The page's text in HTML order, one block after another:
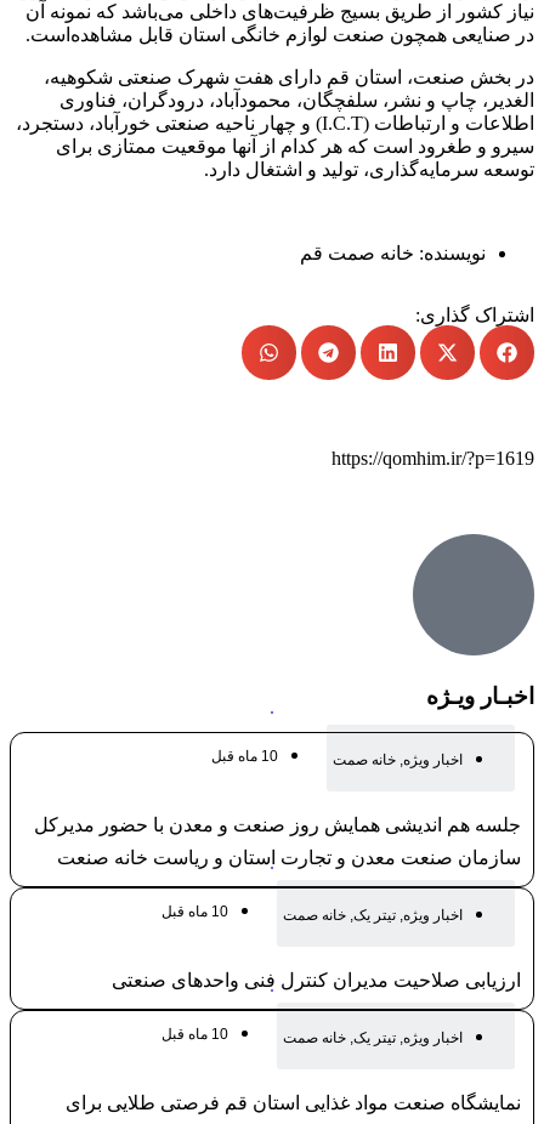
نیاز کشور از طریق بسیج ظرفیت‌های داخلی می‌باشد که نمونه آن
در صنایعی همچون صنعت لوازم خانگی استان قابل مشاهده‌است.
در بخش صنعت، استان قم دارای هفت شهرک صنعتی شکوهیه،
الغدیر، چاپ و نشر، سلفچگان، محمودآباد، درودگران، فناوری
اطلاعات و ارتباطات (I.C.T) و چهار ناحیه صنعتی خورآباد، دستجرد،
سیرو و طغرود است که هر کدام از آنها موقعیت ممتازی برای
توسعه سرمایه‌گذاری، تولید و اشتغال دارد.
نویسنده: خانه صمت قم
اشتراک گذاری:
https://qomhim.ir/?p=1619
اخبـار ویـژه
اخبار ویژه, خانه صمت 10 ماه قبل
جلسه هم اندیشی همایش روز صنعت و معدن با حضور مدیرکل
سازمان صنعت معدن و تجارت استان و ریاست خانه صنعت
معدن و تجارت استان قم
اخبار ویژه, تیتر یک, خانه صمت 10 ماه قبل
ارزیابی صلاحیت مدیران کنترل فنی واحدهای صنعتی
اخبار ویژه, تیتر یک, خانه صمت 10 ماه قبل
نمایشگاه صنعت مواد غذایی استان قم فرصتی طلایی برای